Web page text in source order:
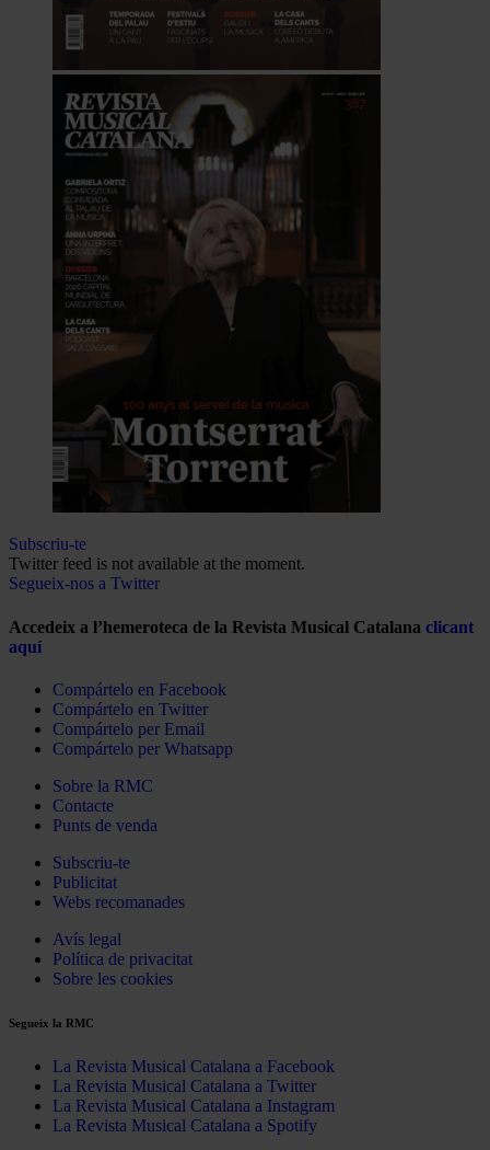
Subscriu-te
Twitter feed is not available at the moment.
Segueix-nos a Twitter
Accedeix a l’hemeroteca de la Revista Musical Catalana clicant
aquí
Compártelo en Facebook
Compártelo en Twitter
Compártelo per Email
Compártelo per Whatsapp
Sobre la RMC
Contacte
Punts de venda
Subscriu-te
Publicitat
Webs recomanades
Avís legal
Política de privacitat
Sobre les cookies
Segueix la RMC
La Revista Musical Catalana a Facebook
La Revista Musical Catalana a Twitter
La Revista Musical Catalana a Instagram
La Revista Musical Catalana a Spotify